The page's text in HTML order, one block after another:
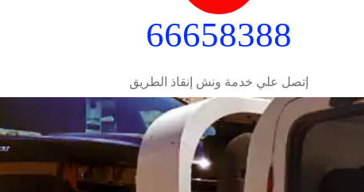
66658388
إتصل علي خدمة ونش إنقاذ الطريق